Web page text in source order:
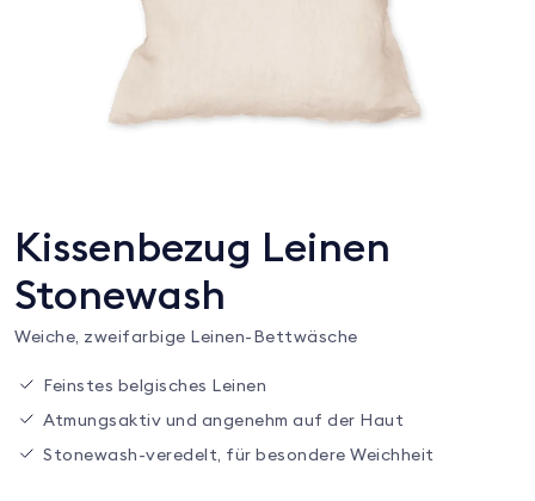
Kissenbezug Leinen
Stonewash
Weiche, zweifarbige Leinen-Bettwäsche
Feinstes belgisches Leinen
Atmungsaktiv und angenehm auf der Haut
Stonewash-veredelt, für besondere Weichheit